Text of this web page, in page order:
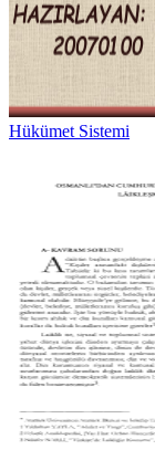
Hükümet Sistemi